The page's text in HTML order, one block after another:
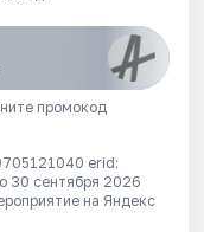
промокод
erid:
30 сентября 2026
на Яндекс